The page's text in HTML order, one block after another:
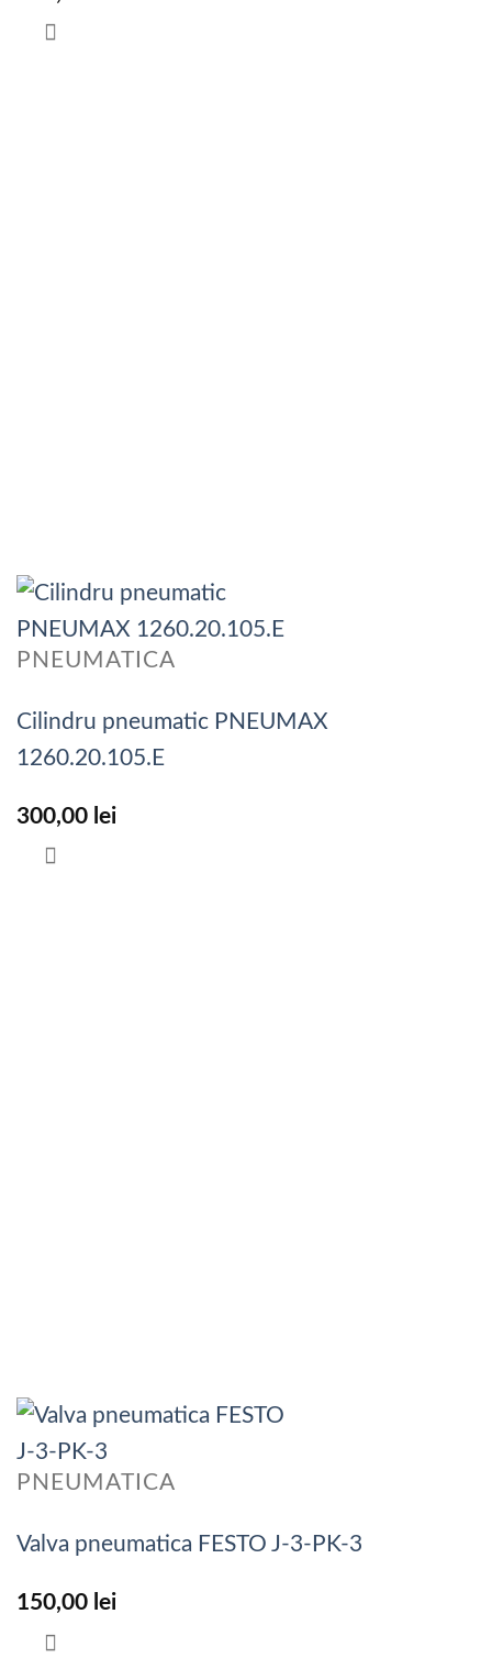
PNEUMATICA
Cilindru pneumatic PNEUMAX
1260.20.105.E
300,00 lei
PNEUMATICA
Valva pneumatica FESTO J-3-PK-3
150,00 lei